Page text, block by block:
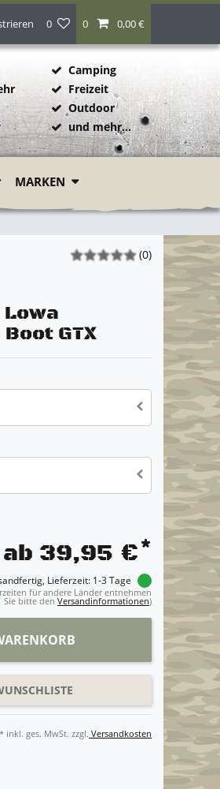
0 0 0,00 €
Camping
Freizeit
Outdoor
und mehr...
MARKEN
(0)
GTX
ab 39,95 €*
Lieferzeit: 1-3 Tage
für andere Länder entnehmen
Sie bitte den Versandinformationen)
* inkl. ges. MwSt. zzgl. Versandkosten